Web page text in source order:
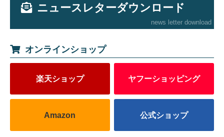
ニュースレターダウンロード
news letter download
オンラインショップ
楽天ショップ ヤフーショッピング
Amazon 公式ショップ